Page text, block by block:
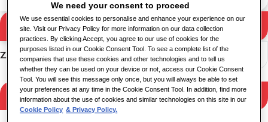
Výsledky vyhľadávania
Hľadať
Zoradiť
Filtrovať výsledky
We need your consent to proceed
We use essential cookies to personalise and enhance your experience on our
site. Visit our Privacy Policy for more information on our data collection
practices. By clicking Accept, you agree to our use of cookies for the
purposes listed in our Cookie Consent Tool. To see a complete list of the
companies that use these cookies and other technologies and to tell us
whether they can be used on your device or not, access our Cookie Consent
Tool. You will see this message only once, but you will always be able to set
your preferences at any time in the Cookie Consent Tool. In addition, find more
information about the use of cookies and similar technologies on this site in our
Cookie Policy & Privacy Policy.